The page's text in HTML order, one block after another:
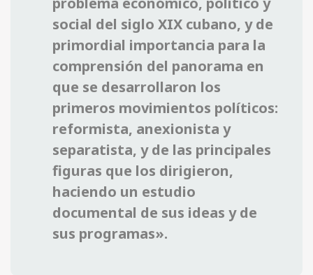
social del siglo XIX cubano, y de
primordial importancia para la
comprensión del panorama en
que se desarrollaron los
primeros movimientos políticos:
reformista, anexionista y
separatista, y de las principales
figuras que los dirigieron,
haciendo un estudio
documental de sus ideas y de
sus programas».